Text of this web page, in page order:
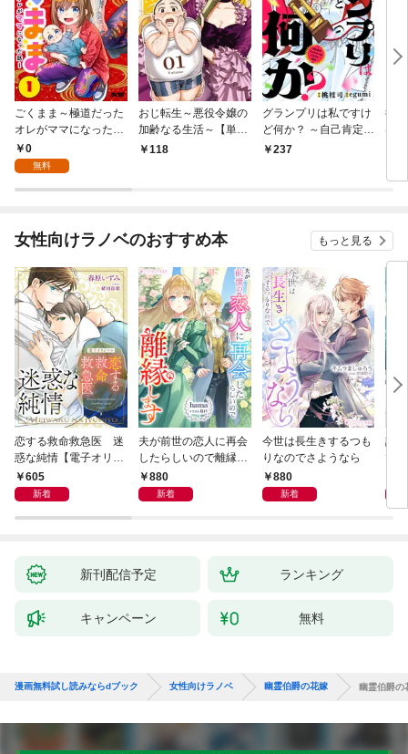
ごくまま～極道だった
オレがママになった話
～【単話】（１）
0
無料
おじ転生～悪役令嬢の
加齢なる生活～【単
話】（１）
118
グランプリは私ですけ
ど何か？ ～自己肯定モ
ンスターのミスコン無
237
後
は
女性向けラノベのおすすめ本 もっと見る
恋する救命救急医 迷
惑な純情【電子オリジ
ナル】
605
新着
夫が前世の恋人に再会
したらしいので離縁し
ます880
新着
今世は長生きするつも
りなのでさようなら
880
新着
話
で
新刊配信予定 ランキング
キャンペーン 無料
漫画無料試し読みならdブック 女性向けラノベ 幽霊伯爵の花嫁 幽霊伯爵の